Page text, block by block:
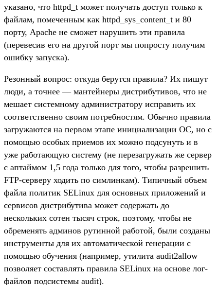
указано, что httpd_t может получать доступ только к
файлам, помеченным как httpd_sys_content_t и 80
порту, Apache не сможет нарушить эти правила
(перевесив его на другой порт мы попросту получим
ошибку запуска).
Резонный вопрос: откуда берутся правила? Их пишут
люди, а точнее — мантейнеры дистрибутивов, что не
мешает системному администратору исправить их
соответственно своим потребностям. Обычно правила
загружаются на первом этапе инициализации ОС, но с
помощью особых приемов их можно подсунуть и в
уже работающую систему (не перезагружать же сервер
с аптаймом 1,5 года только для того, чтобы разрешить
FTP-серверу ходить по симлинкам). Типичный объем
файла политик SELinux для основных приложений и
сервисов дистрибутива может содержать до
нескольких сотен тысяч строк, поэтому, чтобы не
обременять админов рутинной работой, были созданы
инструменты для их автоматической генерации с
помощью обучения (например, утилита audit2allow
позволяет составлять правила SELinux на основе лог-
файлов подсистемы audit).